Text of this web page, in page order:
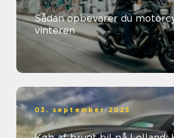
Sådan opbevarer du
vinteren
03. september 2025